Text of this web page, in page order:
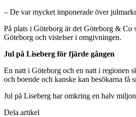
– De var mycket imponerade över
På plats i Göteborg är det Göteborg & Co
Göteborg och vistelser i omgivningen.
Jul på Liseberg för fjärde gången
En natt i Göteborg och en natt i regionen
och boende och kanske kan besökarna få
Jul på Liseberg har omkring en halv
Dela artikel